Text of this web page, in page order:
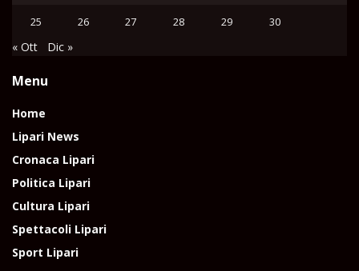
25 26 27 28 29 30
« Ott Dic »
Menu
Home
Lipari News
Cronaca Lipari
Politica Lipari
Cultura Lipari
Spettacoli Lipari
Sport Lipari